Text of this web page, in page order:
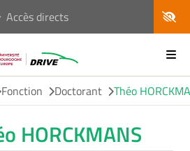
Accès directs
Fonction Doctorant Théo
HORCKMANS